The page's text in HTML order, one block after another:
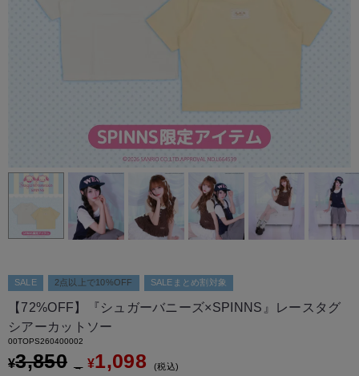
SALE 2点以上で10%OFF SALEまとめ割対象
【72%OFF】『シュガーバニーズ×SPINNS』レースタグ
シアーカットソー
00TOPS260400002
¥3,850 → ¥1,098 税込